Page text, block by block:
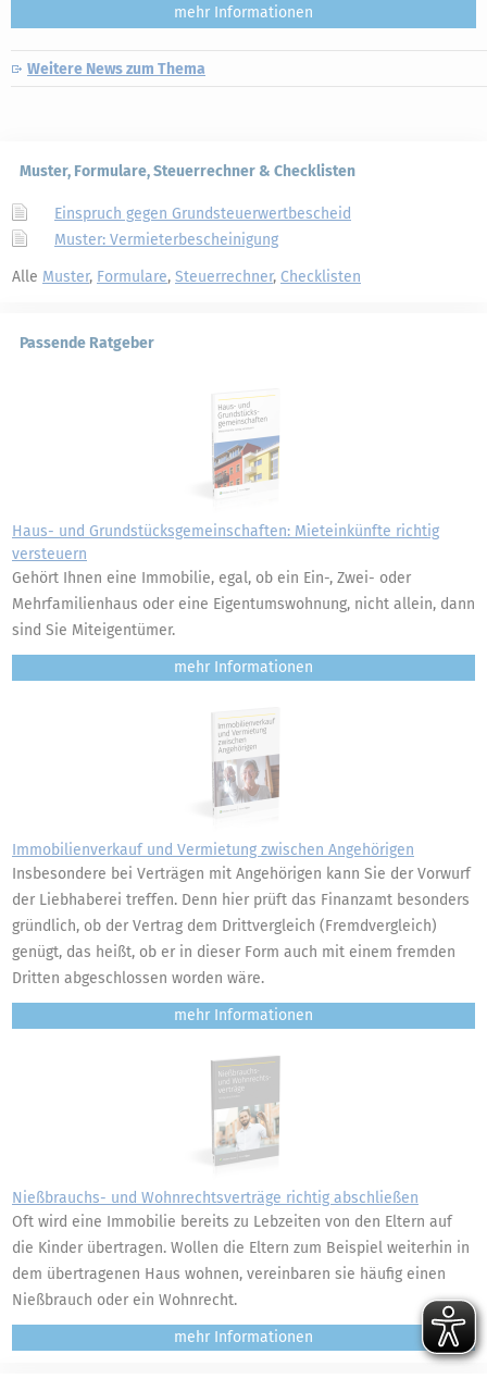
mehr
Weitere News zum Thema
Muster, Formulare, Steuerrechner & Checklisten
Einspruch gegen Grundsteuerwertbescheid
Muster: Vermieterbescheinigung
Alle Muster, Formulare, Steuerrechner, Checklisten
Passende Ratgeber
Haus- und Grundstücksgemeinschaften: Mieteinkünfte richtig
versteuern
Gehört Ihnen eine Immobilie, egal, ob ein Ein-, Zwei- oder
Mehrfamilienhaus oder eine Eigentumswohnung, nicht allein, dann
sind Sie Miteigentümer.
mehr
Immobilienverkauf und Vermietung zwischen Angehörigen
Insbesondere bei Verträgen mit Angehörigen kann Sie der Vorwurf
der Liebhaberei treffen. Denn hier prüft das Finanzamt besonders
gründlich, ob der Vertrag dem Drittvergleich (Fremdvergleich)
genügt, das heißt, ob er in dieser Form auch mit einem fremden
Dritten abgeschlossen worden wäre.
mehr
Nießbrauchs- und Wohnrechtsverträge richtig abschließen
Oft wird eine Immobilie bereits zu Lebzeiten von den Eltern auf
die Kinder übertragen. Wollen die Eltern zum Beispiel weiterhin in
dem übertragenen Haus wohnen, vereinbaren sie häufig einen
Nießbrauch oder ein Wohnrecht.
mehr